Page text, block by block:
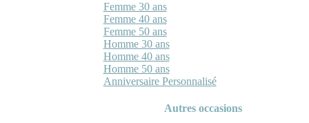
Femme 30 ans
Femme 40 ans
Femme 50 ans
Homme 30 ans
Homme 40 ans
Homme 50 ans
Anniversaire Personnalisé
Autres occasions